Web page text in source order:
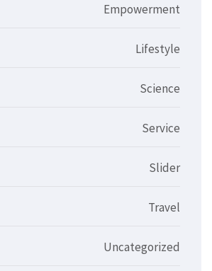
Empowerment
Lifestyle
Science
Service
Slider
Travel
Uncategorized